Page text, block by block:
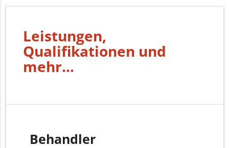
Leistungen,
Qualifikationen und
mehr...
Behandler